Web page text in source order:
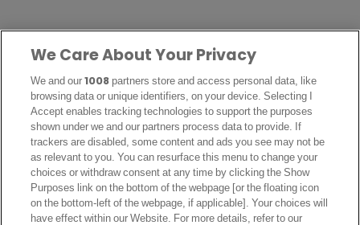
We Care About Your Privacy
We and our1008 partners store and access personal data, like
browsing data or unique identifiers, on your device. Selecting I
Accept enables tracking technologies to support the purposes
shown under we and our partners process data to provide. If
trackers are disabled, some content and ads you see may not be
as relevant to you. You can resurface this menu to change your
choices or withdraw consent at any time by clicking the Show
Purposes link on the bottom of the webpage [or the floating icon
on the bottom-left of the webpage, if applicable]. Your choices will
have effect within our Website. For more details, refer to our